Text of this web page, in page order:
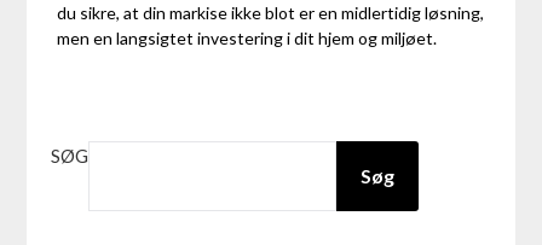
du sikre, at din markise ikke blot er en midlertidig løsning,
men en langsigtet investering i dit hjem og miljøet.
SØG
Søg